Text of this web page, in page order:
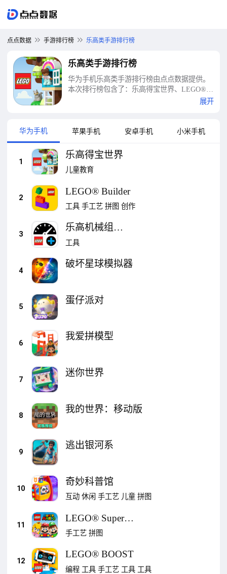
点点数据 手游排行榜 乐高类手游排行榜
乐高类手游排行榜
华为手机乐高类手游排行榜由点点数据提供。
本次排行榜包含了：乐高得宝世界、LEGO®
Builder、乐高机械组CONTROL+、破坏星球模
十大乐高类手游排行榜
展开
华为手机 苹果手机 安卓手机 小米手机
1
乐高得宝世界
儿童教育
2
LEGO® Builder
工具 手工艺 拼图 创作
3
乐高机械组
CONTROL+
工具
4
破坏星球模拟器
5
蛋仔派对
6
我爱拼模型
7
迷你世界
8
我的世界：移动版
9
逃出银河系
10
奇妙科普馆
互动 休闲 手工艺 儿童 拼图
11
LEGO® Super
Mario™
手工艺 拼图
12
LEGO® BOOST
编程 工具 手工艺 工具 工具